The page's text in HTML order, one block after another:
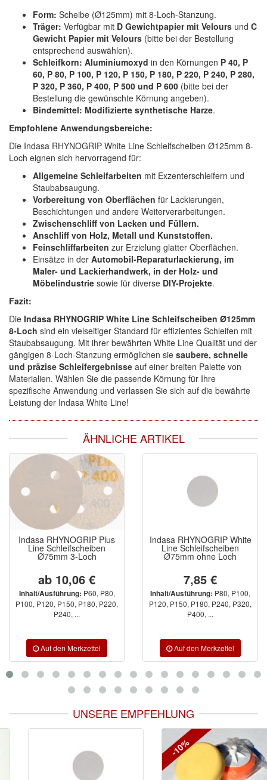
Form: Scheibe (Ø125mm) mit 8-Loch-Stanzung.
Träger: Verfügbar mit D Gewichtpapier mit Velours und C
Gewicht Papier mit Velours (bitte bei der Bestellung
entsprechend auswählen).
Schleifkorn: Aluminiumoxyd in den Körnungen P 40, P
60, P 80, P 100, P 120, P 150, P 180, P 220, P 240, P 280,
P 320, P 360, P 400, P 500 und P 600 (bitte bei der
Bestellung die gewünschte Körnung angeben).
Bindemittel: Modifizierte synthetische Harze.
Empfohlene Anwendungsbereiche:
Die Indasa RHYNOGRIP White Line Schleifscheiben Ø125mm 8-
Loch eignen sich hervorragend für:
Allgemeine Schleifarbeiten mit Exzenterschleifern und
Staubabsaugung.
Vorbereitung von Oberflächen für Lackierungen,
Beschichtungen und andere Weiterverarbeitungen.
Zwischenschliff von Lacken und Füllern.
Anschliff von Holz, Metall und Kunststoffen.
Feinschliffarbeiten zur Erzielung glatter Oberflächen.
Einsätze in der Automobil-Reparaturlackierung, im
Maler- und Lackierhandwerk, in der Holz- und
Möbelindustrie sowie für diverse DIY-Projekte.
Fazit:
Die Indasa RHYNOGRIP White Line Schleifscheiben Ø125mm
8-Loch sind ein vielseitiger Standard für effizientes Schleifen mit
Staubabsaugung. Mit ihrer bewährten White Line Qualität und der
gängigen 8-Loch-Stanzung ermöglichen sie saubere, schnelle
und präzise Schleifergebnisse auf einer breiten Palette von
Materialien. Wählen Sie die passende Körnung für Ihre
spezifische Anwendung und verlassen Sie sich auf die bewährte
Leistung der Indasa White Line!
ÄHNLICHE ARTIKEL
Indasa RHYNOGRIP Plus
Line Schleifscheiben
Ø75mm 3-Loch
ab 10,06 €
Inhalt/Ausführung: P60, P80,
P100, P120, P150, P180, P220,
P240, ...
Indasa RHYNOGRIP White
Line Schleifscheiben
Ø75mm ohne Loch
7,85 €
Inhalt/Ausführung: P80, P100,
P120, P150, P180, P240, P320,
P400, ...
UNSERE EMPFEHLUNG
-10%